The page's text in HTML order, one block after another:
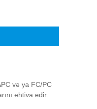
və ya FC/PC
ehtiva edir.